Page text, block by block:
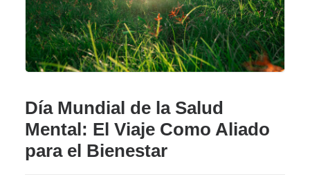
Día Mundial de la Salud
Mental: El Viaje Como Aliado
para el Bienestar